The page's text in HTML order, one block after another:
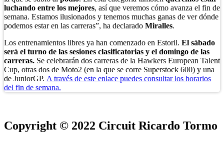
luchando entre los mejores, así que veremos cómo avanza el fin de
semana. Estamos ilusionados y tenemos muchas ganas de ver dónde
podemos estar en las carreras”, ha declarado Miralles.
Los entrenamientos libres ya han comenzado en Estoril. El sábado
será el turno de las sesiones clasificatorias y el domingo de las
carreras. Se celebrarán dos carreras de la Hawkers European Talent
Cup, otras dos de Moto2 (en la que se corre Superstock 600) y una
de JuniorGP. A través de este enlace puedes consultar los horarios
del fin de semana.
Copyright © 2022 Circuit Ricardo Tormo